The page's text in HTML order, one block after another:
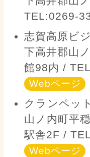
TEL:0269-
志賀高原ビ
下高井郡山
館98内 /
Webページ
クランペッ
山ノ内町平
駅舎2F /
Webページ